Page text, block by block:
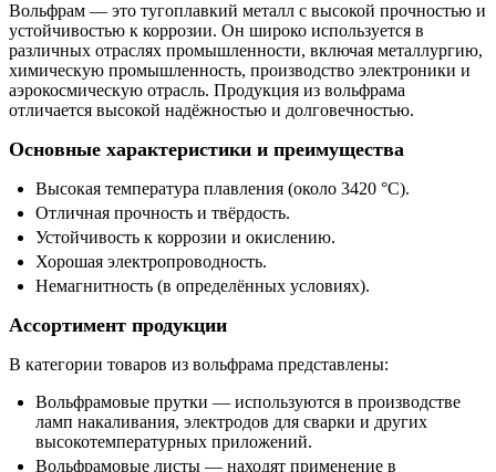
Вольфрам — это тугоплавкий металл с высокой прочностью и
устойчивостью к коррозии. Он широко используется в
различных отраслях промышленности, включая металлургию,
химическую промышленность, производство электроники и
аэрокосмическую отрасль. Продукция из вольфрама
отличается высокой надёжностью и долговечностью.
Основные характеристики и преимущества
Высокая температура плавления (около 3420 °C).
Отличная прочность и твёрдость.
Устойчивость к коррозии и окислению.
Хорошая электропроводность.
Немагнитность (в определённых условиях).
Ассортимент продукции
В категории товаров из вольфрама представлены:
Вольфрамовые прутки — используются в производстве
ламп накаливания, электродов для сварки и других
высокотемпературных приложений.
Вольфрамовые листы — находят применение в